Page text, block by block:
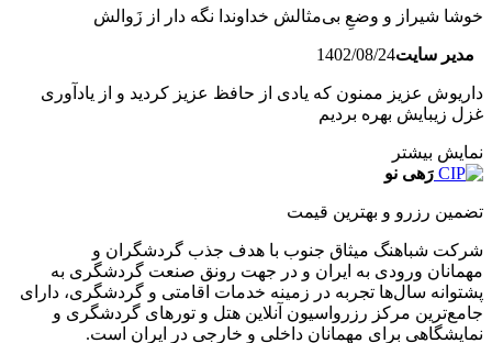
خوشا شیراز و وضعِ بی‌مثالش خداوندا نگه دار از زَوالش
مدیر سایت1402/08/24
داریوش عزیز ممنون که یادی از حافظ عزیز کردید و از یادآوری
غزل زیبایش بهره بردیم
نمایش بیشتر
رَهی نو
تضمین رزرو و بهترین قیمت
شرکت شباهنگ میثاق جنوب با هدف جذب گردشگران و
مهمانان ورودی به ایران و در جهت رونق صنعت گردشگری به
پشتوانه سال‌ها تجربه در زمینه خدمات اقامتی و گردشگری، دارای
جامع‌ترین مرکز رزرواسیون آنلاین هتل و تورهای گردشگری و
نمایشگاهی برای مهمانان داخلی و خارجی در ایران است.